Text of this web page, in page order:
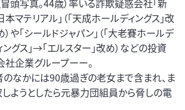
冒頭写真。44歳）率いる詐欺疑惑会社「新
本マテリアル」（「天成ホールディングス」改
）や「シールドジャパン」（「大老賽ホールデ
ングス」→「エルスター」改め）などの投資
社企業グループーー。
なかには90歳過ぎの老女まで含まれ、ま
ようとしたら元暴力団組員から脅しの電